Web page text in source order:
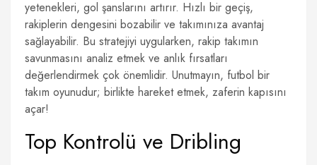
yetenekleri, gol şanslarını artırır. Hızlı bir geçiş,
rakiplerin dengesini bozabilir ve takımınıza avantaj
sağlayabilir. Bu stratejiyi uygularken, rakip takımın
savunmasını analiz etmek ve anlık fırsatları
değerlendirmek çok önemlidir. Unutmayın, futbol bir
takım oyunudur; birlikte hareket etmek, zaferin kapısını
açar!
Top Kontrolü ve Dribling